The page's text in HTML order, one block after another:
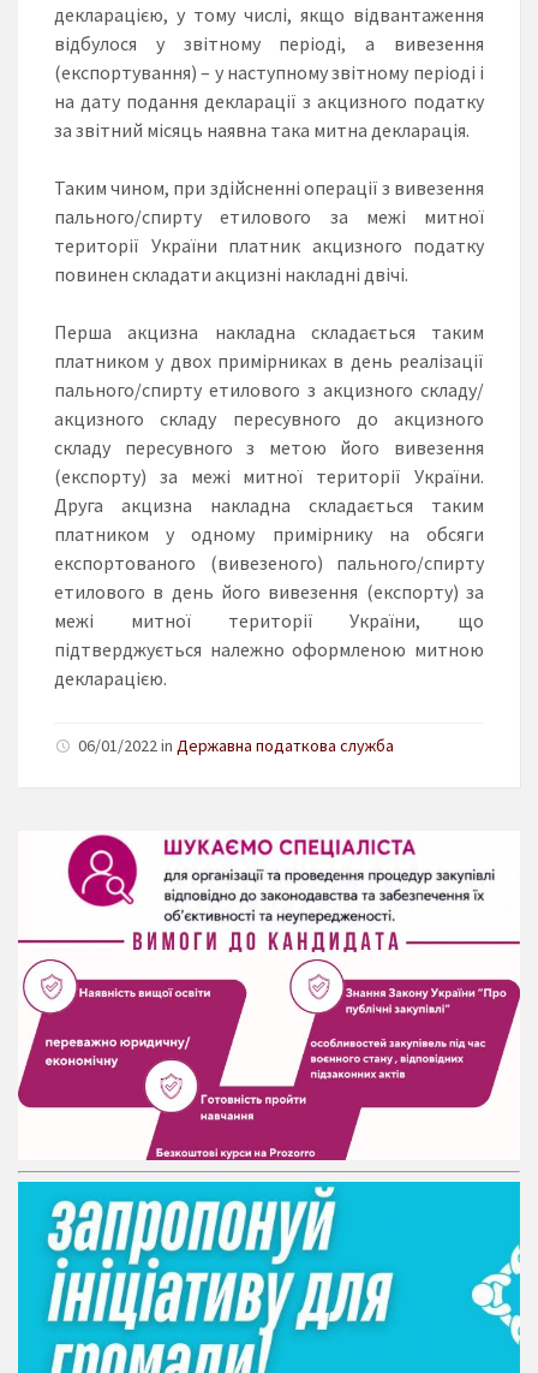
декларацією, у тому числі, якщо відвантаження
відбулося у звітному періоді, а вивезення
(експортування) – у наступному звітному періоді і
на дату подання декларації з акцизного податку
за звітний місяць наявна така митна декларація.
Таким чином, при здійсненні операції з вивезення
пального/спирту етилового за межі митної
території України платник акцизного податку
повинен складати акцизні накладні двічі.
Перша акцизна накладна складається таким
платником у двох примірниках в день реалізації
пального/спирту етилового з акцизного складу/
акцизного складу пересувного до акцизного
складу пересувного з метою його вивезення
(експорту) за межі митної території України.
Друга акцизна накладна складається таким
платником у одному примірнику на обсяги
експортованого (вивезеного) пального/спирту
етилового в день його вивезення (експорту) за
межі митної території України, що
підтверджується належно оформленою митною
декларацією.
06/01/2022 in Державна податкова служба